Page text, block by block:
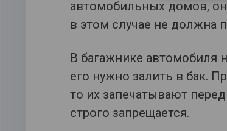
автомобильных домов,
в этом случае не должна
В багажнике автомобиля
его нужно залить в бак.
то их запечатывают
строго запрещается.